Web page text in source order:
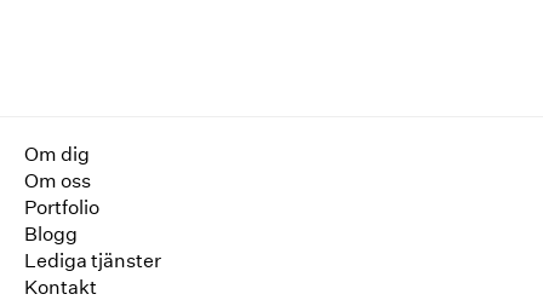
Om dig
Om oss
Portfolio
Blogg
Lediga tjänster
Kontakt